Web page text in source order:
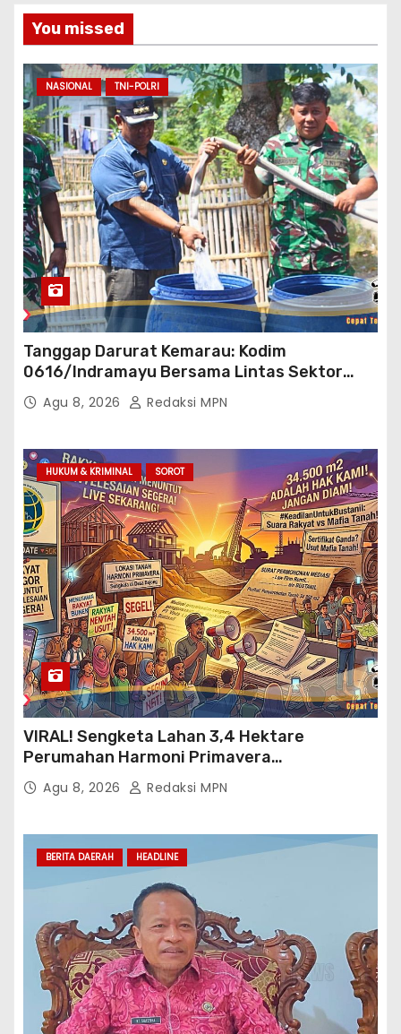
You missed
NASIONAL TNI-POLRI
Tanggap Darurat Kemarau: Kodim
0616/Indramayu Bersama Lintas Sektor
Garap Bantuan Air Bersih Bertahap
Agu 8, 2026 Redaksi MPN
HUKUM & KRIMINAL SOROT
VIRAL! Sengketa Lahan 3,4 Hektare
Perumahan Harmoni Primavera
Klapanunggal, GMPRI Bogor Minta Menteri
Perumahan Blacklist PT BTC
Agu 8, 2026 Redaksi MPN
BERITA DAERAH HEADLINE